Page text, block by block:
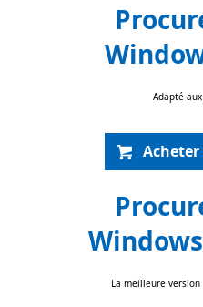
Adapté
La meilleure